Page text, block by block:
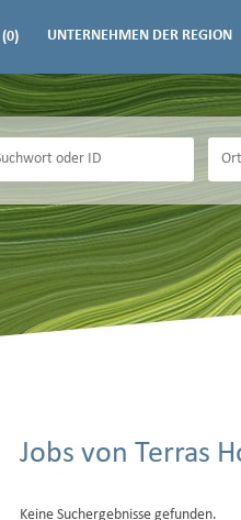
(0) UNTERNEHMEN DER REGION
Jobs von Terras
Keine Suchergebnisse gefunden.